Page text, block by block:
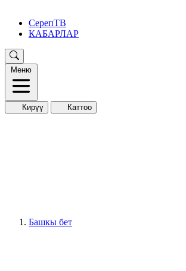
СерепТВ
КАБАРЛАР
Меню
Кирүү Каттоо
Башкы бет